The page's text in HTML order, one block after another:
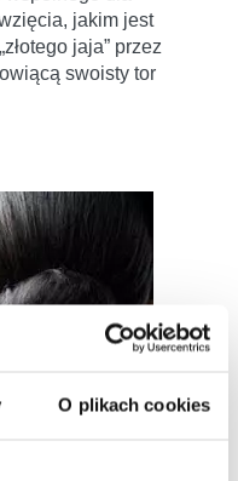
O plikach cookies
jakim jest
jaja” przez
swoisty tor